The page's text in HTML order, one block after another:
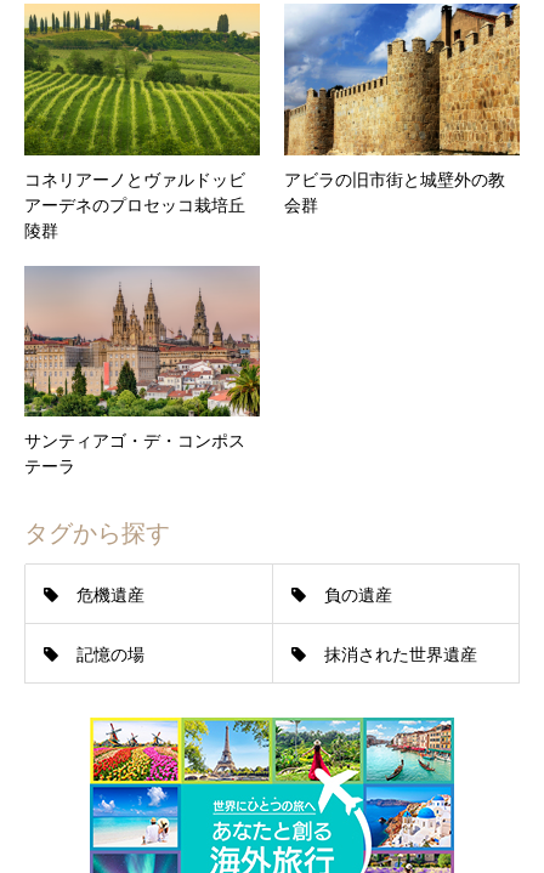
コネリアーノとヴァルドッビ
アーデネのプロセッコ栽培丘
陵群
アビラの旧市街と城壁外の教
会群
サンティアゴ・デ・コンポス
テーラ
タグから探す
危機遺産 負の遺産
記憶の場 抹消された世界遺産